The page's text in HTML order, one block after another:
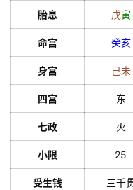
胎息 戊寅
命宫 癸亥
身宫 己未
四宫 东
七政 火
小限 25
受生钱 三千